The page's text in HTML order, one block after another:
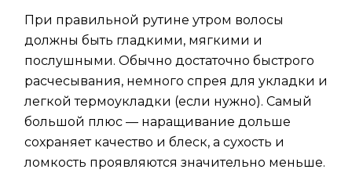
При правильной рутине утром волосы
должны быть гладкими, мягкими и
послушными. Обычно достаточно быстрого
расчесывания, немного спрея для укладки и
легкой термоукладки (если нужно). Самый
большой плюс — наращивание дольше
сохраняет качество и блеск, а сухость и
ломкость проявляются значительно меньше.